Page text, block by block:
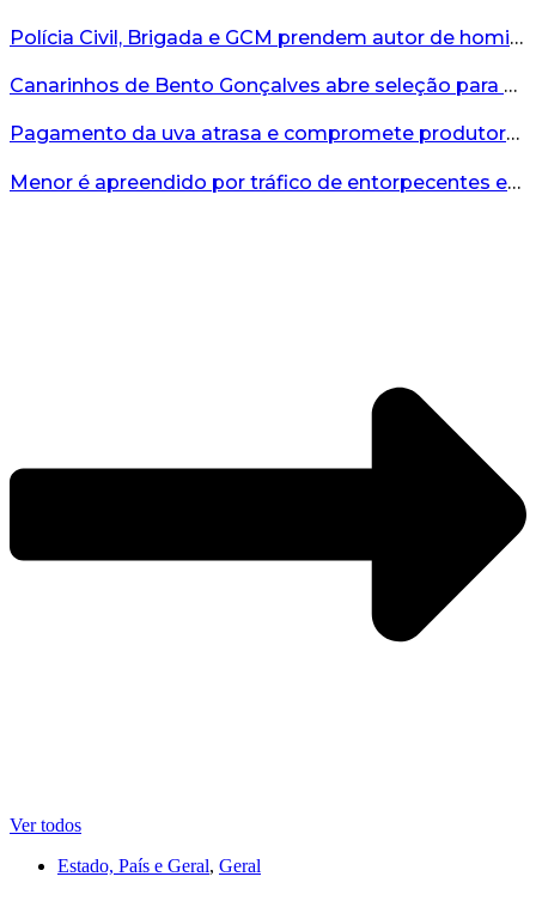
Polícia Civil, Brigada e GCM prendem autor de homicídio em Bento Gonçalves...
Canarinhos de Bento Gonçalves abre seleção para novos integrantes...
Pagamento da uva atrasa e compromete produtores...
Menor é apreendido por tráfico de entorpecentes em Veranópolis...
Ver todos
Estado, País e Geral, Geral